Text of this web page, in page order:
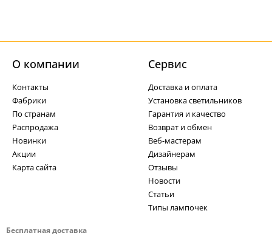
Бесплатная доставка
О компании
Контакты
Фабрики
По странам
Распродажа
Новинки
Акции
Карта сайта
Cервис
Доставка и оплата
Установка светильников
Гарантия и качество
Возврат и обмен
Веб-мастерам
Дизайнерам
Отзывы
Новости
Статьи
Типы лампочек